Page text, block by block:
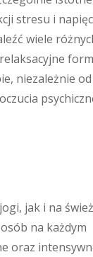
stresu i
wiele
niezależnie od
jak i na
na każdym
oraz